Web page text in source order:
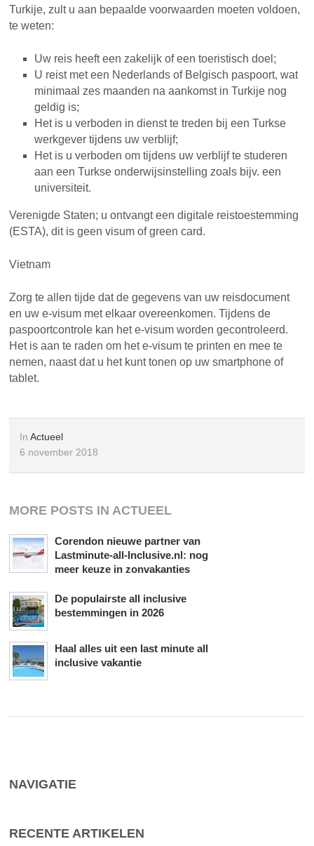
Turkije, zult u aan bepaalde voorwaarden moeten voldoen,
te weten:
Uw reis heeft een zakelijk of een toeristisch doel;
U reist met een Nederlands of Belgisch paspoort, wat
minimaal zes maanden na aankomst in Turkije nog
geldig is;
Het is u verboden in dienst te treden bij een Turkse
werkgever tijdens uw verblijf;
Het is u verboden om tijdens uw verblijf te studeren
aan een Turkse onderwijsinstelling zoals bijv. een
universiteit.
Verenigde Staten; u ontvangt een digitale reistoestemming
(ESTA), dit is geen visum of green card.
Vietnam
Zorg te allen tijde dat de gegevens van uw reisdocument
en uw e-visum met elkaar overeenkomen. Tijdens de
paspoortcontrole kan het e-visum worden gecontroleerd.
Het is aan te raden om het e-visum te printen en mee te
nemen, naast dat u het kunt tonen op uw smartphone of
tablet.
InActueel
6 november 2018
MORE POSTS IN ACTUEEL
Corendon nieuwe partner van
Lastminute-all-Inclusive.nl: nog
meer keuze in zonvakanties
De populairste all inclusive
bestemmingen in 2026
Haal alles uit een last minute all
inclusive vakantie
NAVIGATIE
RECENTE ARTIKELEN